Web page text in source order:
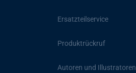
Ersatzteilservice
Produktrückruf
Autoren und Illustratoren